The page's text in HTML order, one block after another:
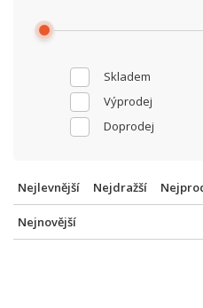
Skladem
Výprodej
Doprodej
Nejlevnější Nejdražší
Nejnovější